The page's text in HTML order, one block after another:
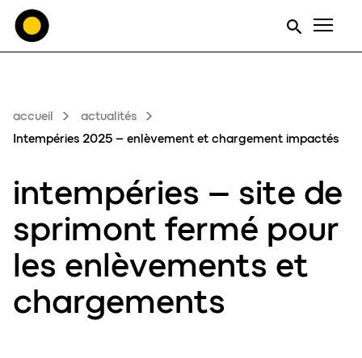
accueil
actualités
Intempéries 2025 – enlèvement et chargement impactés
intempéries – site de
sprimont fermé pour
les enlèvements et
chargements